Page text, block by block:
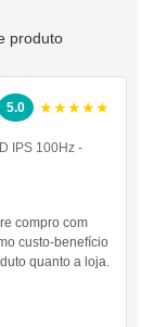
produto
5.0 ★★★★★
IPS 100Hz -
compro com
custo-benefício
quanto a loja.